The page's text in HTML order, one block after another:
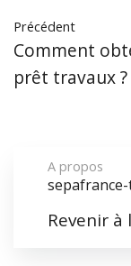
Précédent
Comment
prêt travaux ?
A propos
Revenir à